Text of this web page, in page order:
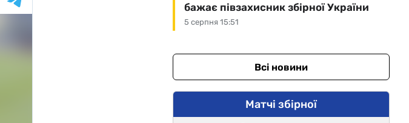
5 серпня 15:51
бажає півзахисник збірної України
Всі новини
Матчі збірної